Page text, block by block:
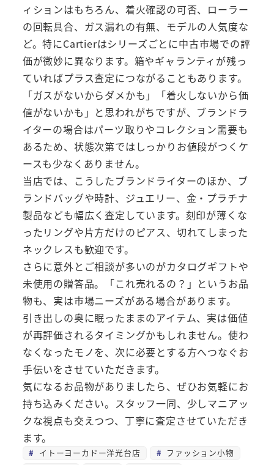
ィションはもちろん、着火確認の可否、ローラー
の回転具合、ガス漏れの有無、モデルの人気度な
ど。特にCartierはシリーズごとに中古市場での評
価が微妙に異なります。箱やギャランティが残っ
ていればプラス査定につながることもあります。
「ガスがないからダメかも」「着火しないから価
値がないかも」と思われがちですが、ブランドラ
イターの場合はパーツ取りやコレクション需要も
あるため、状態次第ではしっかりお値段がつくケ
ースも少なくありません。
当店では、こうしたブランドライターのほか、ブ
ランドバッグや時計、ジュエリー、金・プラチナ
製品なども幅広く査定しています。刻印が薄くな
ったリングや片方だけのピアス、切れてしまった
ネックレスも歓迎です。
さらに意外とご相談が多いのがカタログギフトや
未使用の贈答品。「これ売れるの？」というお品
物も、実は市場ニーズがある場合があります。
引き出しの奥に眠ったままのアイテム、実は価値
が再評価されるタイミングかもしれません。使わ
なくなったモノを、次に必要とする方へつなぐお
手伝いをさせていただきます。
気になるお品物がありましたら、ぜひお気軽にお
持ち込みください。スタッフ一同、少しマニアッ
クな視点も交えつつ、丁寧に査定させていただき
ます。
イトーヨーカドー洋光台店
ファッション小物